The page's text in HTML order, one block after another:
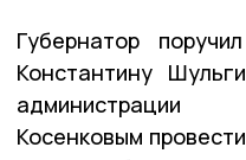
Губернатор
Константину
Косенковым